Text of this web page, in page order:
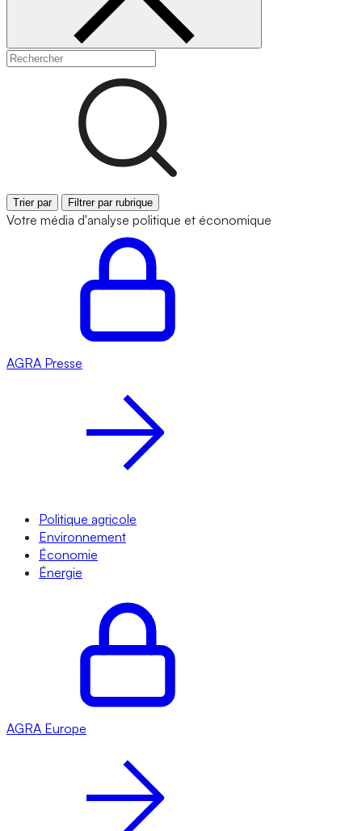
Trier par Filtrer par rubrique
Votre média d'analyse politique et économique
AGRA Presse
Politique agricole
Environnement
Économie
Énergie
AGRA Europe